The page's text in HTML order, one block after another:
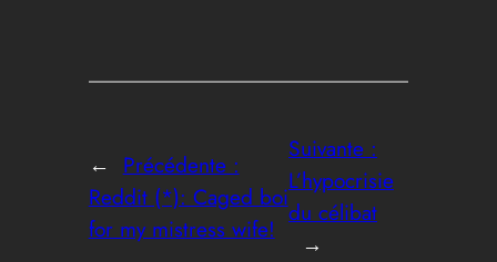
← Précédente :
Reddit (*): Caged boi
for my mistress wife!
Suivante :
L’hypocrisie
du célibat
→